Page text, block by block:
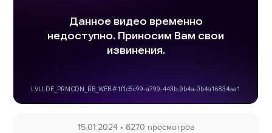
15.01.2024 • 6270 просмотров